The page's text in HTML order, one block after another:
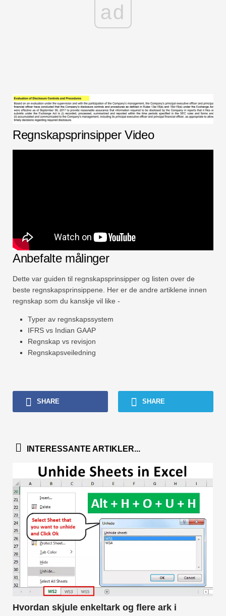
ad
Regnskapsprinsipper Video
Anbefalte målinger
Dette var guiden til regnskapsprinsipper og listen over de
beste regnskapsprinsippene. Her er de andre artiklene innen
regnskap som du kanskje vil like -
Typer av regnskapssystem
IFRS vs Indian GAAP
Regnskap vs revisjon
Regnskapsveiledning
SHARE SHARE
INTERESSANTE ARTIKLER...
Hvordan skjule enkeltark og flere ark i